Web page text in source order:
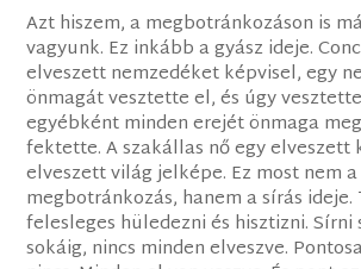
Azt hiszem, a megbotránkozáson is
vagyunk. Ez inkább a gyász ideje.
elveszett nemzedéket képvisel, egy
önmagát vesztette el, és úgy
egyébként minden erejét önmaga
fektette. A szakállas nő egy elveszett
elveszett világ jelképe. Ez most nem a
megbotránkozás, hanem a sírás ideje.
felesleges hüledezni és hisztizni.
sokáig, nincs minden elveszve.